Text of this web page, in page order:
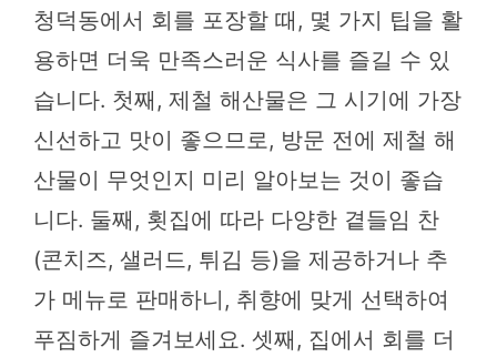
청덕동에서 회를 포장할 때, 몇 가지 팁을 활
용하면 더욱 만족스러운 식사를 즐길 수 있
습니다. 첫째, 제철 해산물은 그 시기에 가장
신선하고 맛이 좋으므로, 방문 전에 제철 해
산물이 무엇인지 미리 알아보는 것이 좋습
니다. 둘째, 횟집에 따라 다양한 곁들임 찬
(콘치즈, 샐러드, 튀김 등)을 제공하거나 추
가 메뉴로 판매하니, 취향에 맞게 선택하여
푸짐하게 즐겨보세요. 셋째, 집에서 회를 더